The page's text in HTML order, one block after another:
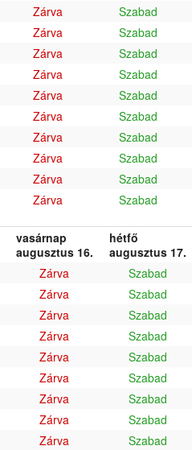
Zárva Szabad
Zárva Szabad
Zárva Szabad
Zárva Szabad
Zárva Szabad
Zárva Szabad
Zárva Szabad
Zárva Szabad
Zárva Szabad
Zárva Szabad
vasárnap
augusztus 16.
hétfő
augusztus 17.
Zárva Szabad
Zárva Szabad
Zárva Szabad
Zárva Szabad
Zárva Szabad
Zárva Szabad
Zárva Szabad
Zárva Szabad
Zárva Szabad